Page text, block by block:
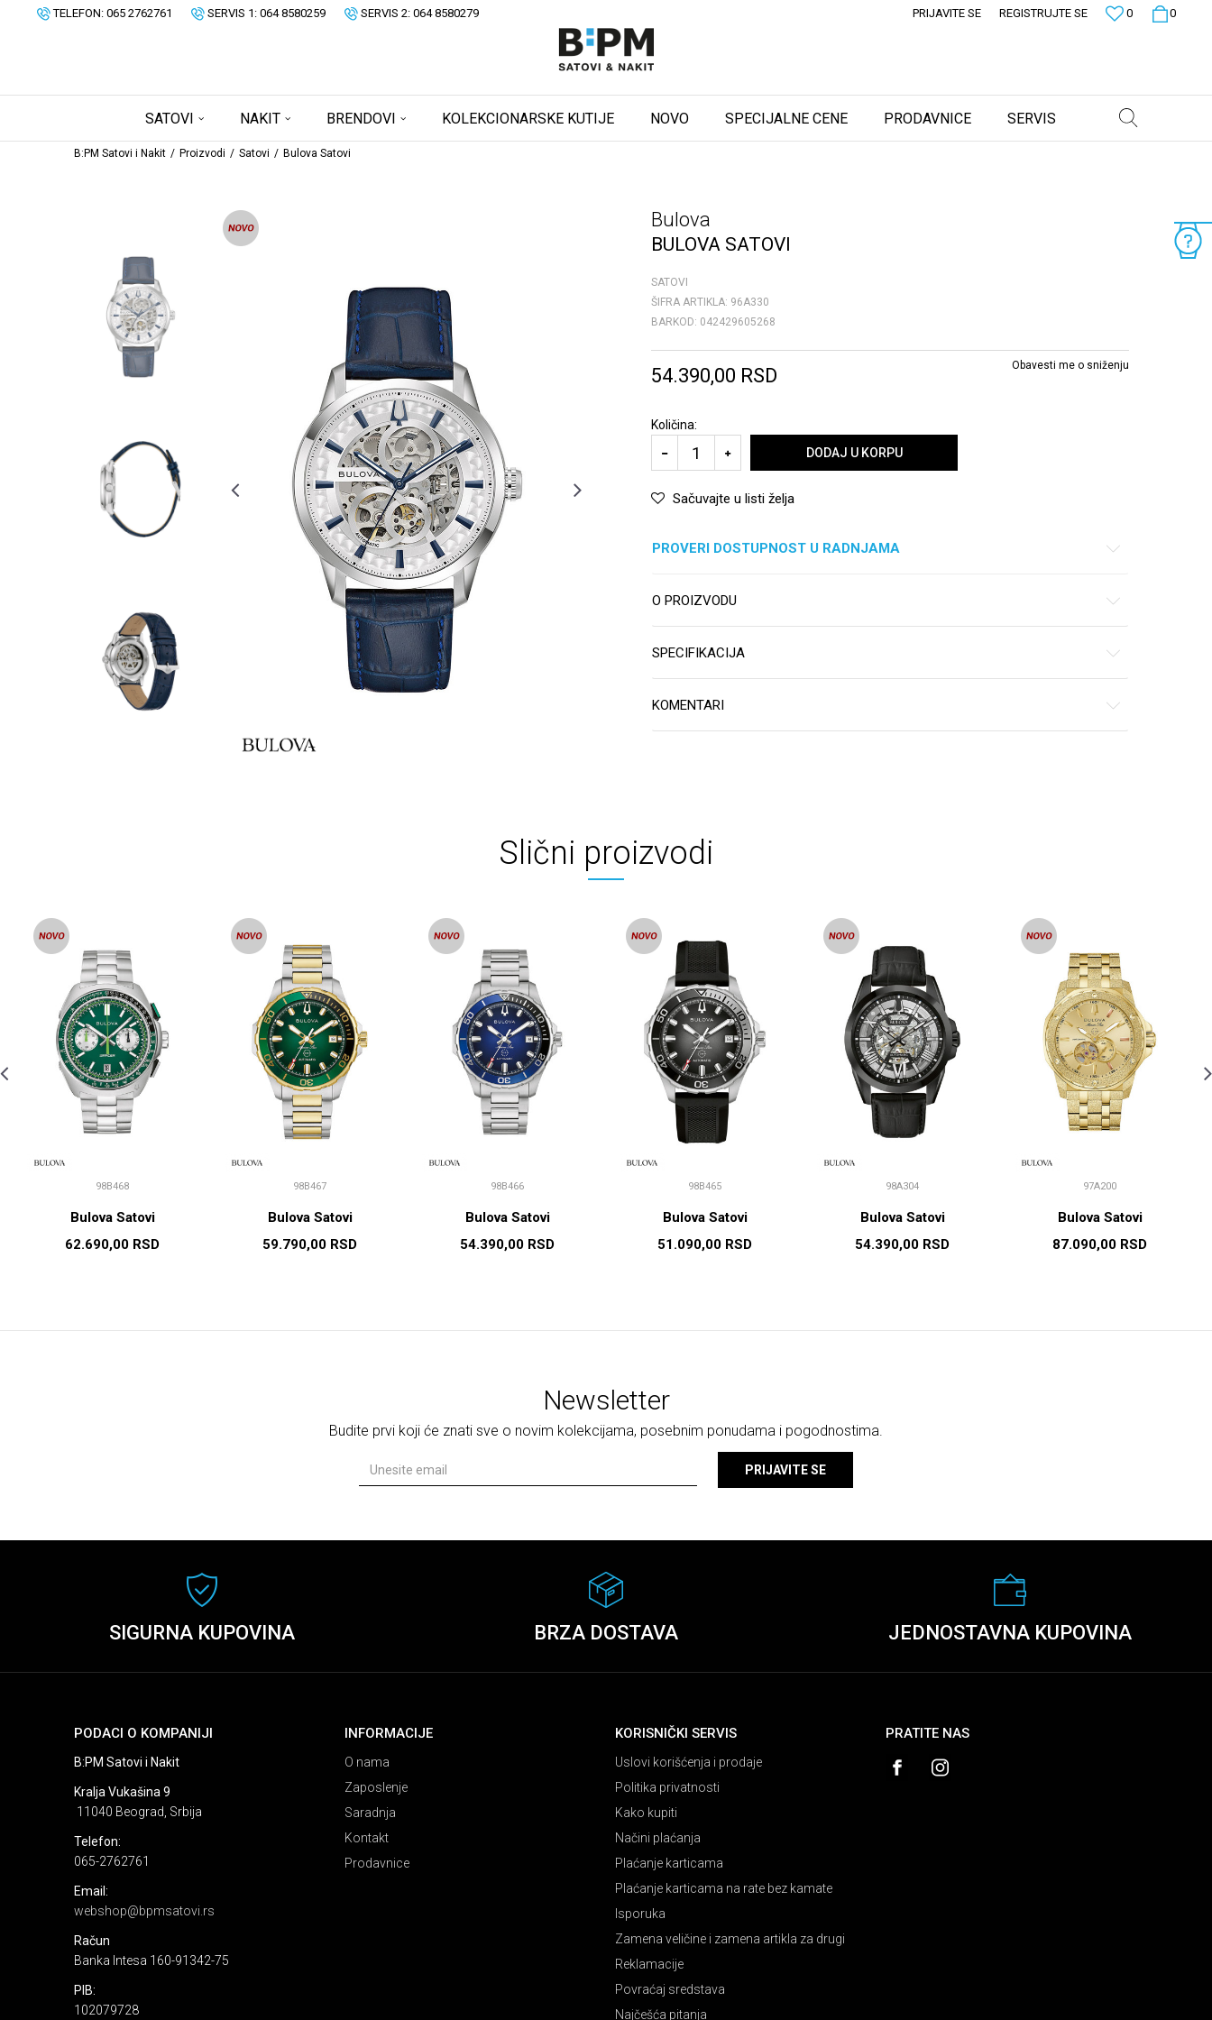
TELEFON: 065 2762761 SERVIS 1: 064 8580259 SERVIS 2: 064 8580279 0
0
PRIJAVITE SE REGISTRUJTE SE
SATOVI NAKIT BRENDOVI KOLEKCIONARSKE KUTIJE NOVO SPECIJALNE CENE PRODAVNICE SERVIS
B:PM Satovi i Nakit Proizvodi Satovi Bulova Satovi
Bulova
BULOVA SATOVI
SATOVI
ŠIFRA ARTIKLA: 96A330
BARKOD: 042429605268
54.390,00 RSD Obavesti me o sniženju
Količina:
DODAJ U KORPU
Sačuvajte u listi želja
PROVERI DOSTUPNOST U RADNJAMA
O PROIZVODU
SPECIFIKACIJA
KOMENTARI
Slični proizvodi
98B468
Bulova Satovi
62.690,00 RSD
98B467
Bulova Satovi
59.790,00 RSD
98B466
Bulova Satovi
54.390,00 RSD
98B465
Bulova Satovi
51.090,00 RSD
98A304
Bulova Satovi
54.390,00 RSD
97A200
Bulova Satovi
87.090,00 RSD
Newsletter
Budite prvi koji će znati sve o novim kolekcijama, posebnim ponudama i pogodnostima.
PRIJAVITE SE
SIGURNA KUPOVINA BRZA DOSTAVA JEDNOSTAVNA KUPOVINA
PODACI O KOMPANIJI
B:PM Satovi i Nakit
Kralja Vukašina 9
11040 Beograd, Srbija
Telefon:
065-2762761
Email:
webshop@bpmsatovi.rs
Račun
Banka Intesa 160-91342-75
PIB:
102079728
INFORMACIJE
O nama
Zaposlenje
Saradnja
Kontakt
Prodavnice
KORISNIČKI SERVIS
Uslovi korišćenja i prodaje
Politika privatnosti
Kako kupiti
Načini plaćanja
Plaćanje karticama
Plaćanje karticama na rate bez kamate
Isporuka
Zamena veličine i zamena artikla za drugi
Reklamacije
Povraćaj sredstava
Najčešća pitanja
PRATITE NAS